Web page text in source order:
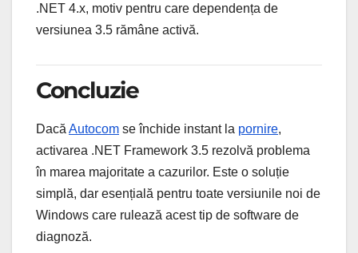
.NET 4.x, motiv pentru care dependența de
versiunea 3.5 rămâne activă.
Concluzie
DacăAutocom se închide instant la pornire,
activarea .NET Framework 3.5 rezolvă problema
în marea majoritate a cazurilor. Este o soluție
simplă, dar esențială pentru toate versiunile noi de
Windows care rulează acest tip de software de
diagnoză.